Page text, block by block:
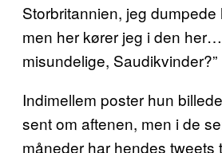
Storbritannien, jeg
men her kører jeg i den
misundelige, Saudikvinder?”
Indimellem poster hun
sent om aftenen, men i de
måneder har hendes tweets